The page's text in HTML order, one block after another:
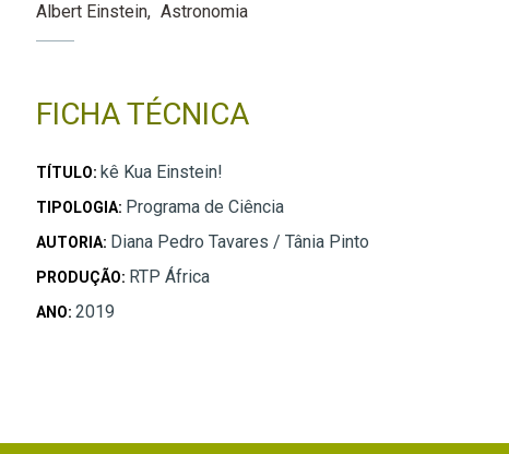
Albert Einstein Astronomia
FICHA TÉCNICA
TÍTULO: kê Kua Einstein!
TIPOLOGIA: Programa de Ciência
AUTORIA: Diana Pedro Tavares / Tânia Pinto
PRODUÇÃO: RTP África
ANO: 2019